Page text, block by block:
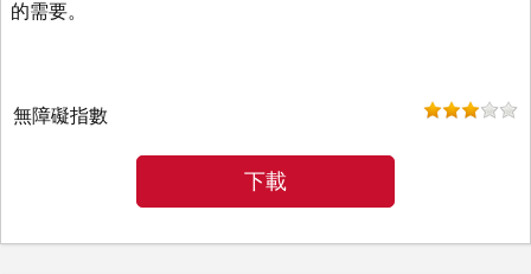
的需要。
無障礙指數
下載